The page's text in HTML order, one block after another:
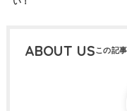
ABOUT US